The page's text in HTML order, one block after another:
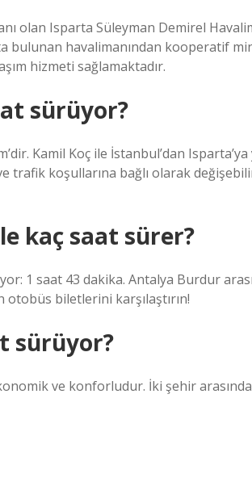
olan Isparta Süleyman Demirel
bulunan havalimanından kooperatif
hizmeti sağlamaktadır.
sürüyor?
Kamil Koç ile İstanbul’dan
trafik koşullarına bağlı olarak
kaç saat sürer?
1 saat 43 dakika. Antalya Burdur
biletlerini karşılaştırın!
sürüyor?
ve konforludur. İki şehir